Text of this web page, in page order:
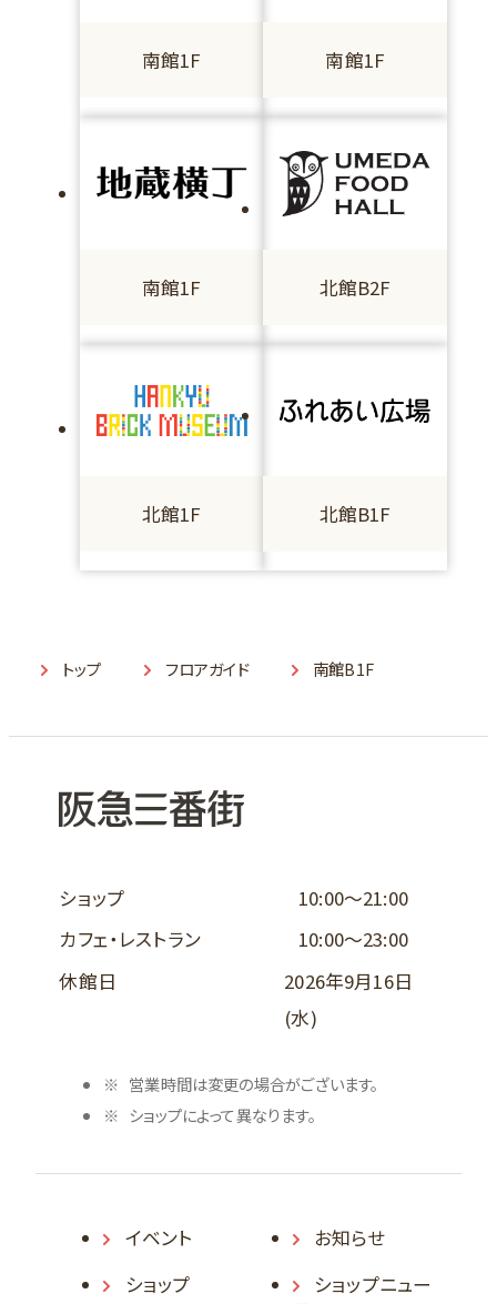
南館1F 南館1F
南館1F 北館B2F
北館1F 北館B1F
トップ フロアガイド 南館B1F
ショップ
10:00～21:00
カフェ・レストラン
10:00～23:00
休館日
2026年9月16日
(水)
営業時間は変更の場合がございます。
ショップによって異なります。
イベント
ショップ
お知らせ
ショップニュー